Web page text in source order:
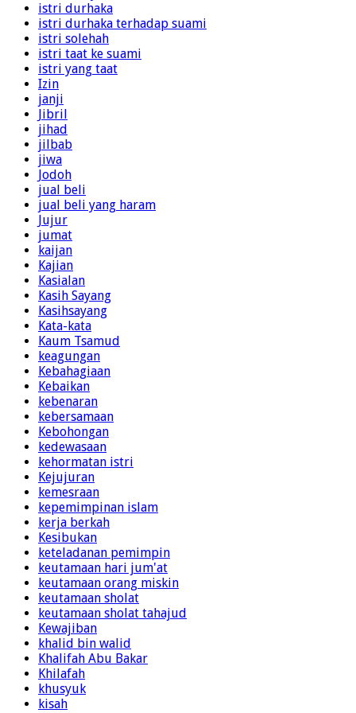
istri durhaka
istri durhaka terhadap suami
istri solehah
istri taat ke suami
istri yang taat
Izin
janji
Jibril
jihad
jilbab
jiwa
Jodoh
jual beli
jual beli yang haram
Jujur
jumat
kaijan
Kajian
Kasialan
Kasih Sayang
Kasihsayang
Kata-kata
Kaum Tsamud
keagungan
Kebahagiaan
Kebaikan
kebenaran
kebersamaan
Kebohongan
kedewasaan
kehormatan istri
Kejujuran
kemesraan
kepemimpinan islam
kerja berkah
Kesibukan
keteladanan pemimpin
keutamaan hari jum'at
keutamaan orang miskin
keutamaan sholat
keutamaan sholat tahajud
Kewajiban
khalid bin walid
Khalifah Abu Bakar
Khilafah
khusyuk
kisah